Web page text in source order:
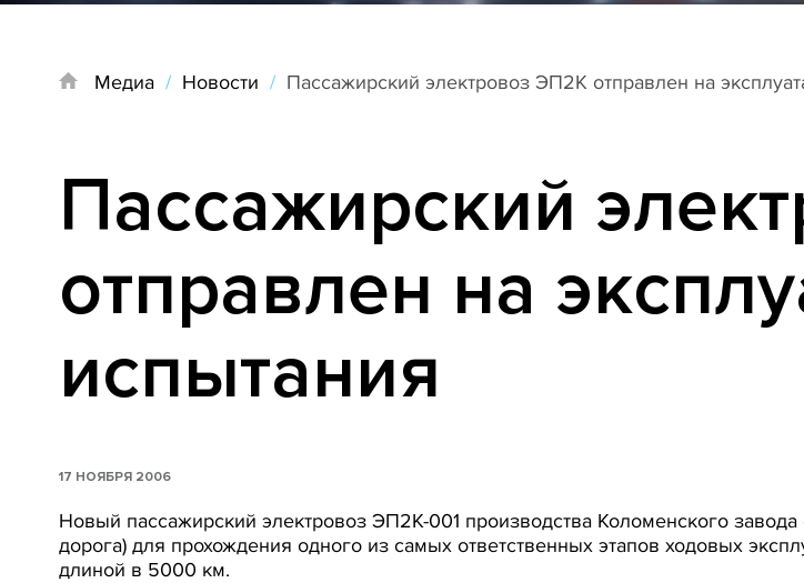
Медиа / Новости / Пассажирский электровоз ЭП2К отправлен на
Пассажирский
отправлен на
испытания
17 НОЯБРЯ 2006
Новый пассажирский электровоз ЭП2К-001 производства Коломенского
дорога) для прохождения одного из самых ответственных этапов ходовых
длиной в 5000 км.